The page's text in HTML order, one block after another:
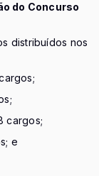
do Concurso
distribuídos nos
cargos;
e